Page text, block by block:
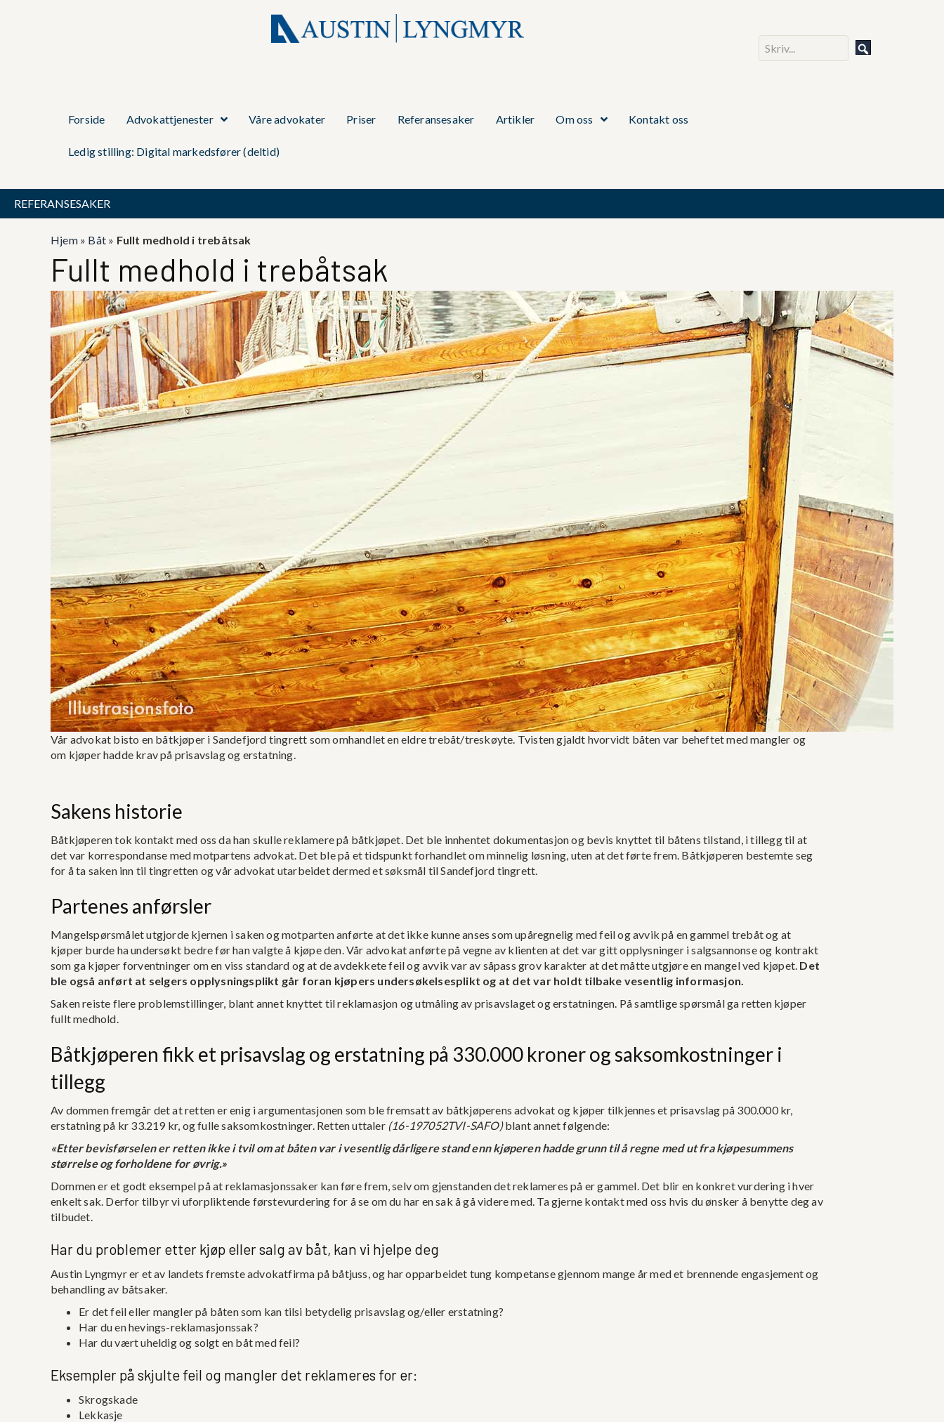
Forside Advokattjenester Våre advokater Priser Referansesaker Artikler Om oss Kontakt oss
Ledig stilling: Digital markedsfører (deltid)
REFERANSESAKER
Hjem» Båt » Fullt medhold i trebåtsak
Fullt medhold i trebåtsak
Vår advokat bisto en båtkjøper i Sandefjord tingrett som omhandlet en eldre trebåt/treskøyte. Tvisten gjaldt hvorvidt båten var beheftet med mangler og
om kjøper hadde krav på prisavslag og erstatning.
Sakens historie
Båtkjøperen tok kontakt med oss da han skulle reklamere på båtkjøpet. Det ble innhentet dokumentasjon og bevis knyttet til båtens tilstand, i tillegg til at
det var korrespondanse med motpartens advokat. Det ble på et tidspunkt forhandlet om minnelig løsning, uten at det førte frem. Båtkjøperen bestemte seg
for å ta saken inn til tingretten og vår advokat utarbeidet dermed et søksmål til Sandefjord tingrett.
Partenes anførsler
Mangelspørsmålet utgjorde kjernen i saken og motparten anførte at det ikke kunne anses som upåregnelig med feil og avvik på en gammel trebåt og at
kjøper burde ha undersøkt bedre før han valgte å kjøpe den. Vår advokat anførte på vegne av klienten at det var gitt opplysninger i salgsannonse og kontrakt
som ga kjøper forventninger om en viss standard og at de avdekkete feil og avvik var av såpass grov karakter at det måtte utgjøre en mangel ved kjøpet. Det
ble også anført at selgers opplysningsplikt går foran kjøpers undersøkelsesplikt og at det var holdt tilbake vesentlig informasjon.
Saken reiste flere problemstillinger, blant annet knyttet til reklamasjon og utmåling av prisavslaget og erstatningen. På samtlige spørsmål ga retten kjøper
fullt medhold.
Båtkjøperen fikk et prisavslag og erstatning på 330.000 kroner og saksomkostninger i
tillegg
Av dommen fremgår det at retten er enig i argumentasjonen som ble fremsatt av båtkjøperens advokat og kjøper tilkjennes et prisavslag på 300.000 kr,
erstatning på kr 33.219 kr, og fulle saksomkostninger. Retten uttaler(16-197052TVI-SAFO)blant annet følgende:
«Etter bevisførselen er retten ikke i tvil om at båten var i vesentlig dårligere stand enn kjøperen hadde grunn til å regne med ut fra kjøpesummens
størrelse og forholdene for øvrig.»
Dommen er et godt eksempel på at reklamasjonssaker kan føre frem, selv om gjenstanden det reklameres på er gammel. Det blir en konkret vurdering i hver
enkelt sak. Derfor tilbyr vi uforpliktende førstevurdering for å se om du har en sak å gå videre med. Ta gjerne kontakt med oss hvis du ønsker å benytte deg av
tilbudet.
Har du problemer etter kjøp eller salg av båt, kan vi hjelpe deg
Austin Lyngmyr er et av landets fremste advokatfirma på båtjuss, og har opparbeidet tung kompetanse gjennom mange år med et brennende engasjement og
behandling av båtsaker.
Er det feil eller mangler på båten som kan tilsi betydelig prisavslag og/eller erstatning?
Har du en hevings-reklamasjonssak?
Har du vært uheldig og solgt en båt med feil?
Eksempler på skjulte feil og mangler det reklameres for er:
Skrogskade
Lekkasje